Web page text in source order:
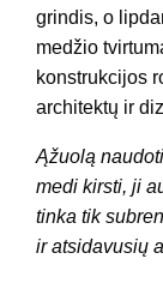
grindis, o
medžio
konstrukcijos
architektų ir
Ąžuolą
medi kirsti, ji
tinka tik
ir atsidavusių